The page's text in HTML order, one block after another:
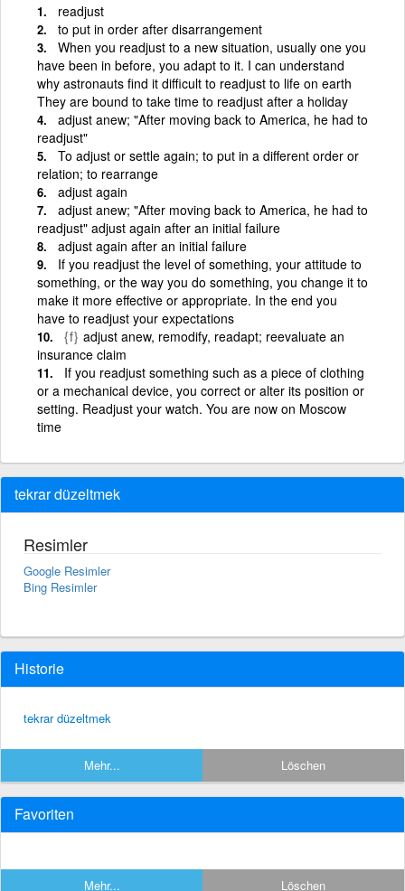
readjust
to put in order after disarrangement
When you readjust to a new situation, usually one you
have been in before, you adapt to it. I can understand
why astronauts find it difficult to readjust to life on earth
They are bound to take time to readjust after a holiday
adjust anew; "After moving back to America, he had to
readjust"
To adjust or settle again; to put in a different order or
relation; to rearrange
adjust again
adjust anew; "After moving back to America, he had to
readjust" adjust again after an initial failure
adjust again after an initial failure
If you readjust the level of something, your attitude to
something, or the way you do something, you change it to
make it more effective or appropriate. In the end you
have to readjust your expectations
{f} adjust anew, remodify, readapt; reevaluate an
insurance claim
If you readjust something such as a piece of clothing
or a mechanical device, you correct or alter its position or
setting. Readjust your watch. You are now on Moscow
time
tekrar düzeltmek
Resimler
Google Resimler
Bing Resimler
Historie
tekrar düzeltmek
Mehr... Löschen
Favoriten
Mehr... Löschen